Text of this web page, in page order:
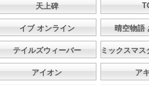
天上碑
イブ オンライン 晴空物語
テイルズウィーバー ミックスマ
アイオン ア